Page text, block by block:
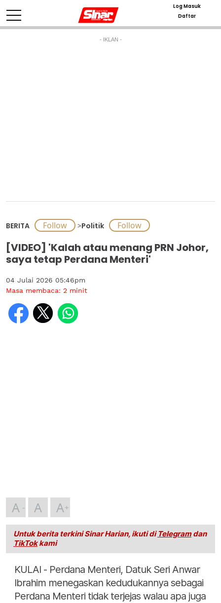
Log Masuk
Daftar
- IKLAN -
BERITA >Politik
[VIDEO] 'Kalah atau menang PRN Johor,
saya tetap Perdana Menteri'
04 Julai 2026 05:46pm
Masa membaca: 2 minit
A A A
Untuk berita terkini Sinar Harian, ikuti di Telegramdan
TikTokkami
KULAI - Perdana Menteri, Datuk Seri Anwar
Ibrahim menegaskan kedudukannya sebagai
Perdana Menteri tidak terjejas walau apa juga